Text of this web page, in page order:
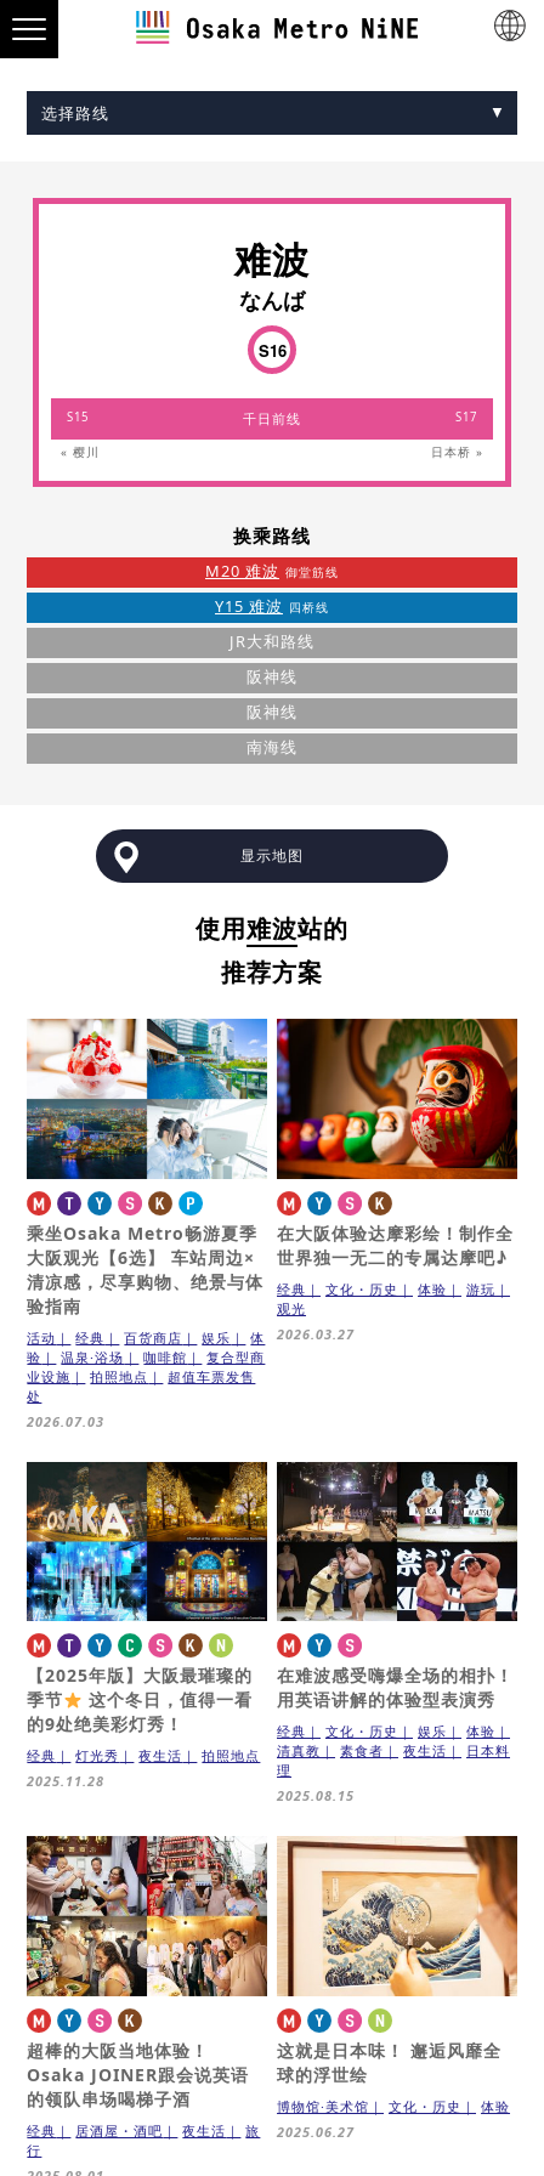
选择路线
难波
なんば
S16
S15 千日前线 S17
« 樱川 日本桥 »
换乘路线
M20 难波 御堂筋线
Y15 难波 四桥线
JR大和路线
阪神线
阪神线
南海线
显示地图
使用难波站的
推荐方案
乘坐Osaka Metro畅游夏季
大阪观光【6选】
车站周边×
清凉感，尽享购物、绝景与体
验指南
活动 经典 百货商店 娱乐
体
验
温泉·浴场 咖啡館
复合型商
业设施
拍照地点
超值车票发售
处
2026.07.03
在大阪体验达摩彩绘！制作全
世界独一无二的专属达摩吧♪
经典 文化・历史 体验
游玩
观光
2026.03.27
【2025年版】大阪最璀璨的
季节
这个冬日，值得一看
的9处绝美彩灯秀！
经典 灯光秀 夜生活
拍照地点
2025.11.28
在难波感受嗨爆全场的相扑！
用英语讲解的体验型表演秀
经典 文化・历史 娱乐
体验
清真教
素食者 夜生活
日本料
理
2025.08.15
超棒的大阪当地体验！
Osaka JOINER跟会说英语
的领队串场喝梯子酒
经典 居酒屋・酒吧 夜生活
旅
行
这就是日本味！邂逅风靡全
球的浮世绘
博物馆·美术馆 文化・历史
体验
2025.06.27